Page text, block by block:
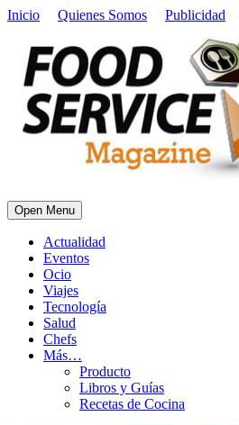
Inicio Quienes Somos Publicidad
Open Menu
Actualidad
Eventos
Ocio
Viajes
Tecnología
Salud
Chefs
Más…
Producto
Libros y Guías
Recetas de Cocina